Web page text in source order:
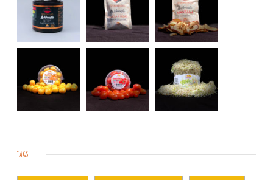
TAGS